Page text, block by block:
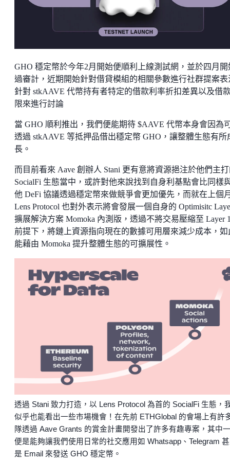
GHO 穩定幣於今年2月開始便順利上線測試網，並於四月開
過審計，近期開始針對借貸模組的相關參數進行社群提案表
針對 stkAAVE 代幣持有者特定的借款利率折扣差異以及借
限來進行討論
當 GHO 順利推出，我們便能期待 $AAVE 代幣本身會因為
透過 stkAAVE 等抵押品借出穩定幣 GHO，讓整體生態有所
長。
而目前看來 Aave 創辦人 Stani 更有意將資源挹注於他們主
SocialFi 生態當中，或許對他來說找到自身利基點會比同樣
他 DeFi 協議透過穩定幣來做競爭會更加優先，而就在上個
Lens Protocol 也對外表示將會發展一個自身的 Optimisitc
擴展解決方案 Momoka 內測版，透過不將交易壓縮至 Layer
前提下，將鏈上資源指向現在的數據可用層來減少成本，如
能藉由 Momoka 提升整體生態的可擴展性。
透過 Stani 致力打造，以 Lens Protocol 為首的 SocialFi 生態，
似乎也能看出一些市場機會！在先前 ETHGlobal 的會場上有許
隊透過 Aave Grants 的賞金計畫開發出了許多有趣專案，其中
便是能夠讓我們使用日常的社交應用如 Whatsapp、Telegram
是 Email 來發送 GHO 穩定幣。